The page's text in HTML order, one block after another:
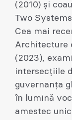
(2010) și
Two
Cea mai
Architecture
(2023),
intersecțiile
guvernanța
în lumină
amestec